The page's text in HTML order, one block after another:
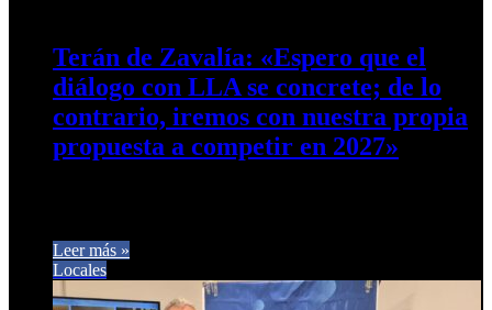
Terán de Zavalía: «Espero que el
diálogo con LLA se concrete; de lo
contrario, iremos con nuestra propia
propuesta a competir en 2027»
Leer más »
Locales